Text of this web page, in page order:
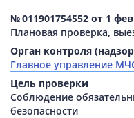
№ 011901754552 от 1
Плановая проверка,
Орган контроля
Главное управление
Цель проверки
Соблюдение
безопасности